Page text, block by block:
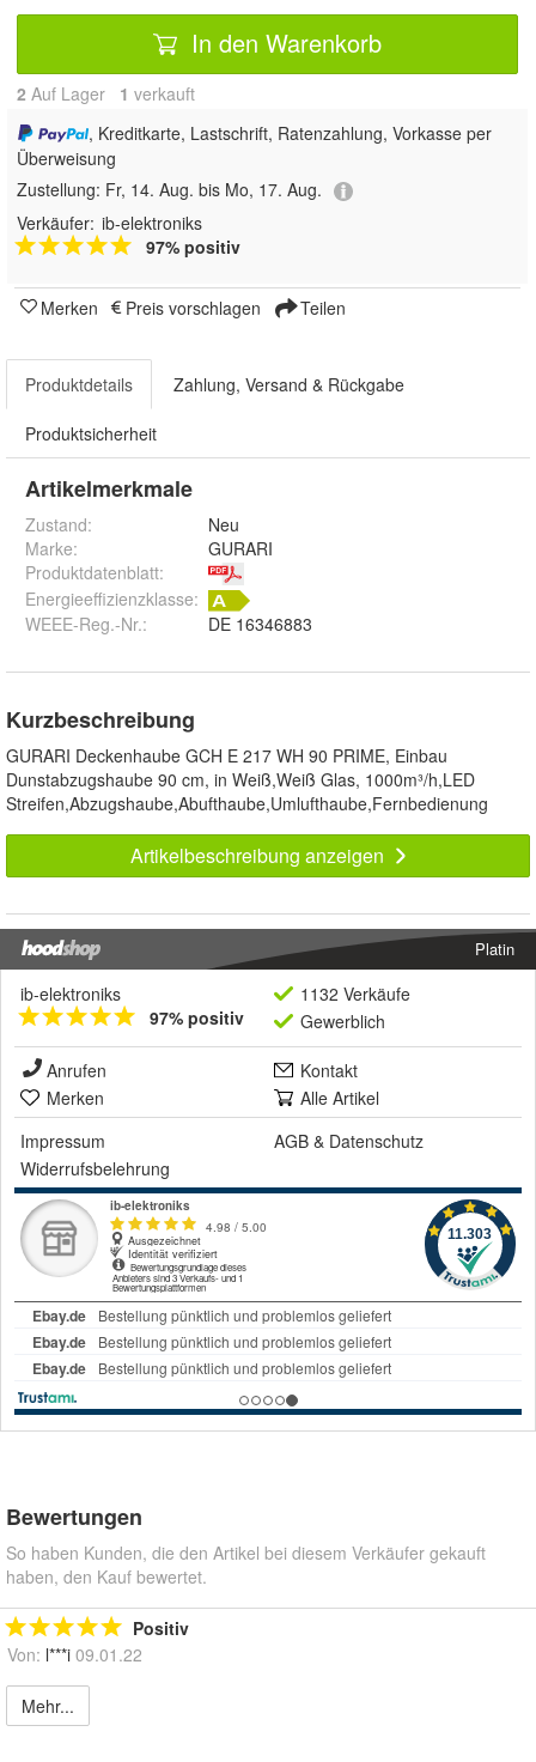
In den Warenkorb
2 Auf Lager 1 verkauft
, Kreditkarte, Lastschrift, Ratenzahlung, Vorkasse per
Überweisung
Zustellung: Fr, 14. Aug. bis Mo, 17. Aug.
Verkäufer: ib-elektroniks
97% positiv
Merken Preis vorschlagen Teilen
Produktdetails Zahlung, Versand & Rückgabe
Produktsicherheit
Artikelmerkmale
Zustand:
Neu
Marke:
GURARI
Produktdatenblatt:
Energieeffizienzklasse:
WEEE-Reg.-Nr.: DE 16346883
Kurzbeschreibung
GURARI Deckenhaube GCH E 217 WH 90 PRIME, Einbau
Dunstabzugshaube 90 cm, in Weiß,Weiß Glas, 1000m³/h,LED
Streifen,Abzugshaube,Abufthaube,Umlufthaube,Fernbedienung
Artikelbeschreibung anzeigen
Platin
ib-elektroniks
97% positiv
1132 Verkäufe
Gewerblich
Anrufen
Kontakt
Merken
Alle Artikel
Impressum
AGB & Datenschutz
Widerrufsbelehrung
Bewertungen
So haben Kunden, die den Artikel bei diesem Verkäufer gekauft
haben, den Kauf bewertet.
Positiv
Von: l***i 09.01.22
Mehr...